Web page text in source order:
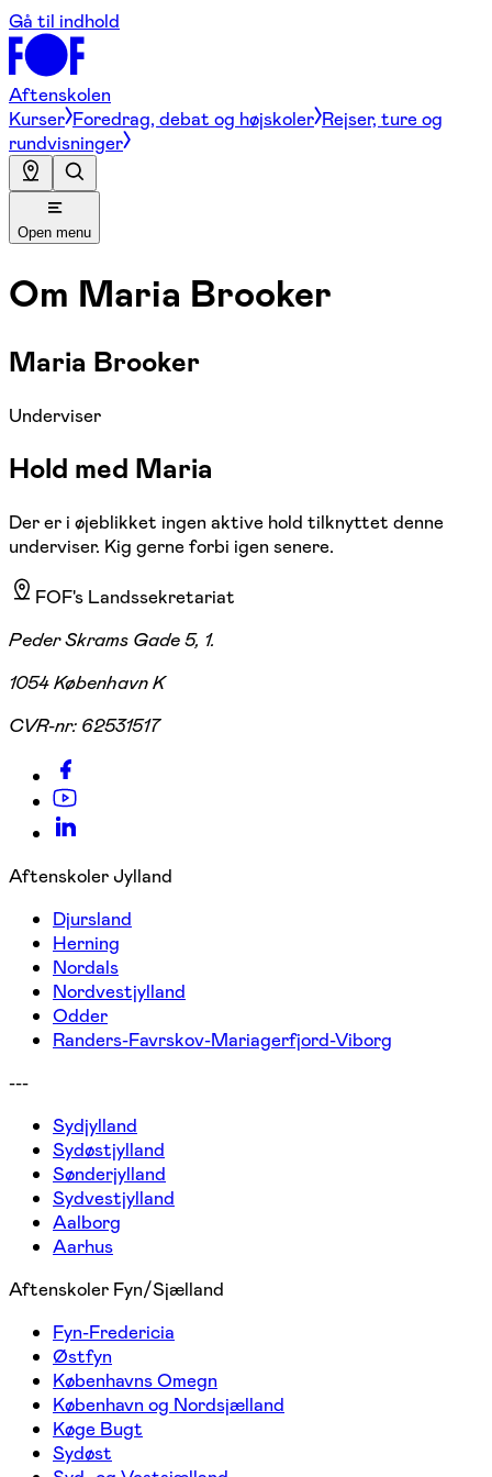
Gå til indhold
Aftenskolen
Kurser Foredrag, debat og højskoler Rejser, ture og
rundvisninger
Open menu
Om Maria Brooker
Maria Brooker
Underviser
Hold med Maria
Der er i øjeblikket ingen aktive hold tilknyttet denne
underviser. Kig gerne forbi igen senere.
FOF's Landssekretariat
Peder Skrams Gade 5, 1.
1054 København K
CVR-nr: 62531517
Aftenskoler Jylland
Djursland
Herning
Nordals
Nordvestjylland
Odder
Randers-Favrskov-Mariagerfjord-Viborg
---
Sydjylland
Sydøstjylland
Sønderjylland
Sydvestjylland
Aalborg
Aarhus
Aftenskoler Fyn/Sjælland
Fyn-Fredericia
Østfyn
Københavns Omegn
København og Nordsjælland
Køge Bugt
Sydøst